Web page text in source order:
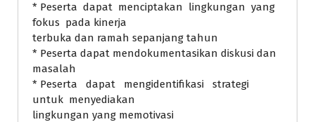
* Peserta dapat menciptakan lingkungan yang
fokus pada kinerja
terbuka dan ramah sepanjang tahun
* Peserta dapat mendokumentasikan diskusi dan
masalah
* Peserta dapat mengidentifikasi strategi
untuk menyediakan
lingkungan yang memotivasi